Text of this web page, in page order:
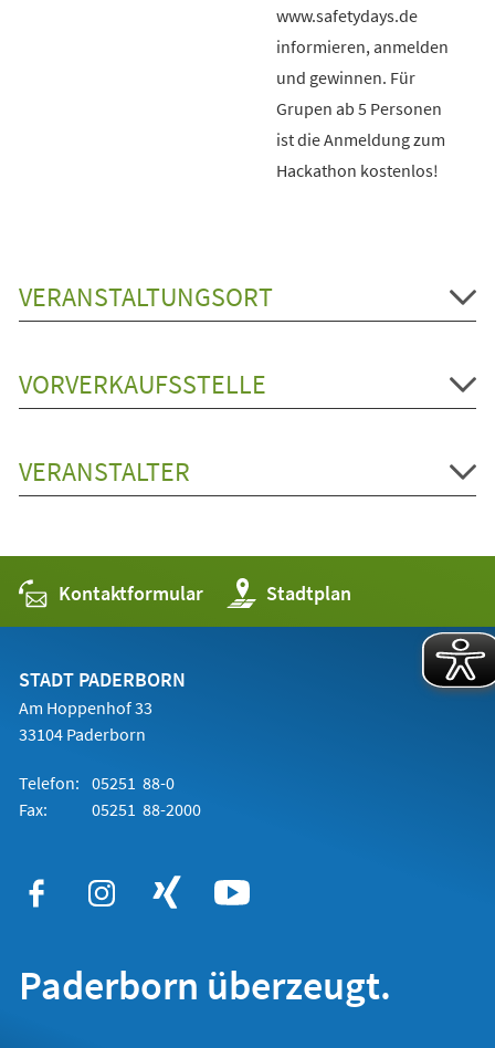
www.safetydays.de
informieren, anmelden
und gewinnen. Für
Grupen ab 5 Personen
ist die Anmeldung zum
Hackathon kostenlos!
VERANSTALTUNGSORT
VORVERKAUFSSTELLE
VERANSTALTER
Kontaktformular Stadtplan
(Öffnet
in
einem
STADT PADERBORN
Am Hoppenhof 33
33104 Paderborn
Telefon: 05251 88-0
Fax:
05251 88-2000
Paderborn überzeugt.